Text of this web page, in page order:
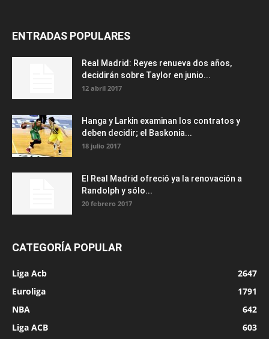
ENTRADAS POPULARES
Real Madrid: Reyes renueva dos años,
decidirán sobre Taylor en junio...
12 abril 2017
Hanga y Larkin examinan los contratos y
deben decidir; el Baskonia...
18 julio 2017
El Real Madrid ofreció ya la renovación a
Randolph y sólo...
20 febrero 2017
CATEGORÍA POPULAR
Liga Acb
2647
Euroliga
1791
NBA
642
Liga ACB
603